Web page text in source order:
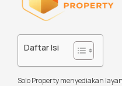
Daftar Isi
Solo Property menyediakan